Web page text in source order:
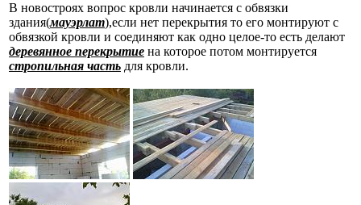
В новостроях вопрос кровли начинается с обвязки
здания(мауэрлат),если нет перекрытия то его монтируют с
обвязкой кровли и соединяют как одно целое-то есть делают
деревянное перекрытие на которое потом монтируется
стропильная часть для кровли.